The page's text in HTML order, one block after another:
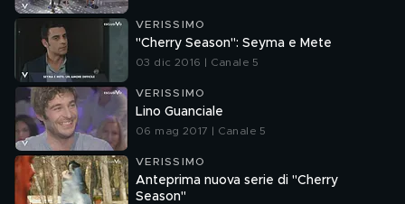
VERISSIMO
"Cherry Season": Seyma e Mete
03 dic 2016 | Canale 5
VERISSIMO
Lino Guanciale
06 mag 2017 | Canale 5
VERISSIMO
Anteprima nuova serie di "Cherry
Season"